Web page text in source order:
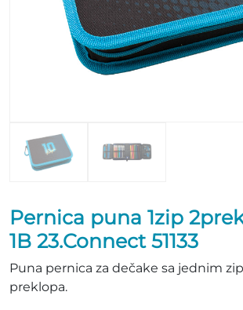
Pernica puna 1zip
1B 23.Connect 51133
Puna pernica za dečake sa jednim
preklopa.